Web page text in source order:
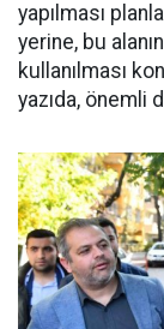
yapılması
yerine, bu
kullanılması
yazıda, önemli